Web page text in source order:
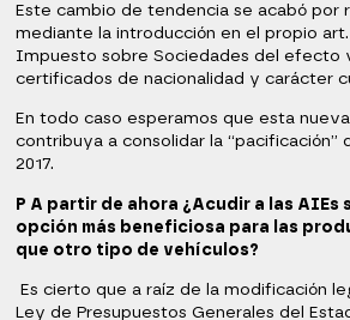
Este cambio de tendencia se acabó por
mediante la introducción en el propio art.
Impuesto sobre Sociedades del efecto
certificados de nacionalidad y carácter
En todo caso esperamos que esta
contribuya a consolidar la “pacificación”
2017.
P A partir de ahora ¿Acudir a las AIEs
opción más beneficiosa para las
que otro tipo de vehículos?
Es cierto que a raíz de la modificación
Ley de Presupuestos Generales del